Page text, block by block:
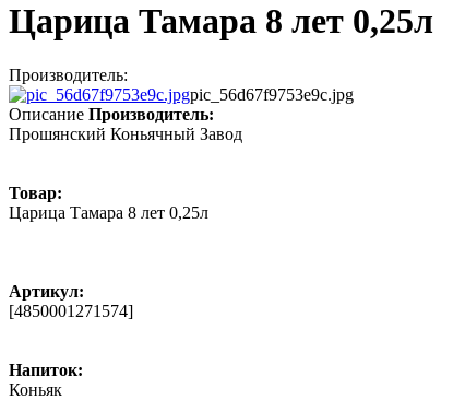
Царица Тамара 8 лет 0,25л
Производитель:
pic_56d67f9753e9c.jpg
Описание Производитель:
Прошянский Коньячный Завод
Товар:
Царица Тамара 8 лет 0,25л
Артикул:
[4850001271574]
Напиток:
Коньяк